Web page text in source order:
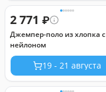
2 771 ₽
Джемпер-поло из хлопка с
нейлоном
19 - 21 августа